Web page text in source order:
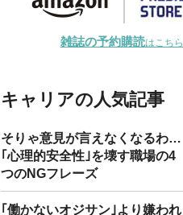
雑誌の予約購読はこちら
キャリアの人気記事
そりゃ意見が言えなくなるわ…
｢心理的安全性｣を壊す職場の4
つのNGフレーズ
｢働かないオジサン｣より嫌われ